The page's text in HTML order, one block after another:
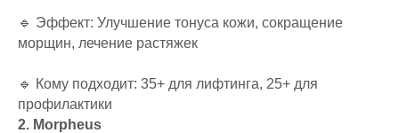
🔹 Эффект: Улучшение тонуса кожи, сокращение
морщин, лечение растяжек
🔹 Кому подходит: 35+ для лифтинга, 25+ для
профилактики
2. Morpheus